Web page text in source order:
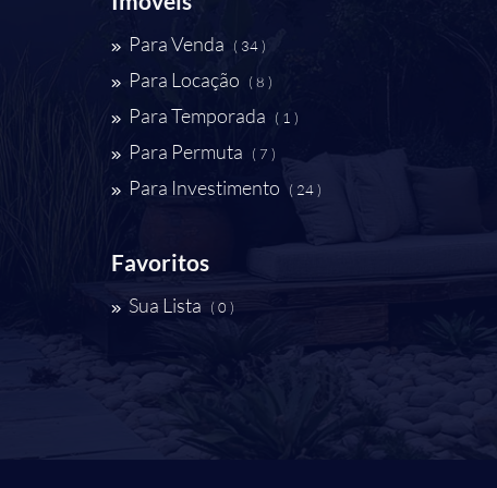
Para Venda ( 34 )
Para Locação ( 8 )
Para Temporada ( 1 )
Para Permuta ( 7 )
Para Investimento ( 24 )
Favoritos
Sua Lista ( 0 )